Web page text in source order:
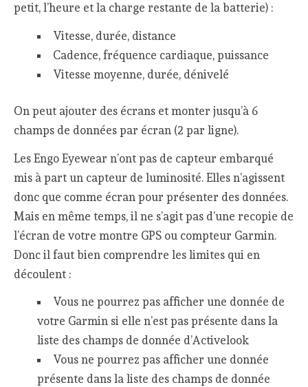
petit, l’heure et la charge restante de la batterie) :
Vitesse, durée, distance
Cadence, fréquence cardiaque, puissance
Vitesse moyenne, durée, dénivelé
On peut ajouter des écrans et monter jusqu’à 6
champs de données par écran (2 par ligne).
Les Engo Eyewear n’ont pas de capteur embarqué
mis à part un capteur de luminosité. Elles n’agissent
donc que comme écran pour présenter des données.
Mais en même temps, il ne s’agit pas d’une recopie de
l’écran de votre montre GPS ou compteur Garmin.
Donc il faut bien comprendre les limites qui en
découlent :
Vous ne pourrez pas afficher une donnée de
votre Garmin si elle n’est pas présente dans la
liste des champs de donnée d’Activelook
Vous ne pourrez pas afficher une donnée
présente dans la liste des champs de donnée